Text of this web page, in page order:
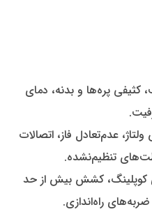
کثیفی پره‌ها و بدنه، دمای
عدم‌تعادل فاز، اتصالات
تنظیم‌نشده.
کوپلینگ، کشش بیش از حد
راه‌اندازی.